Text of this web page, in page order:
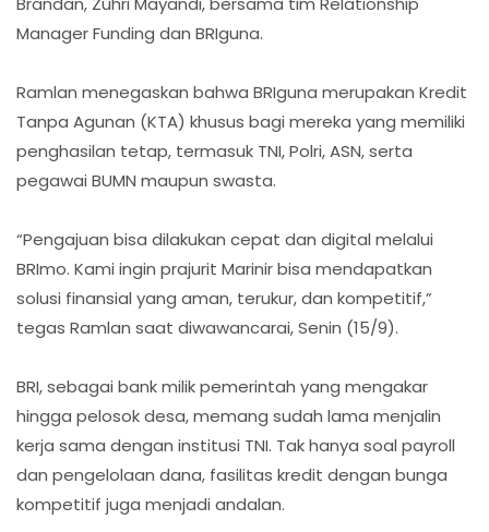
Manager Funding dan BRIguna.
Ramlan menegaskan bahwa BRIguna merupakan Kredit
Tanpa Agunan (KTA) khusus bagi mereka yang memiliki
penghasilan tetap, termasuk TNI, Polri, ASN, serta
pegawai BUMN maupun swasta.
“Pengajuan bisa dilakukan cepat dan digital melalui
BRImo. Kami ingin prajurit Marinir bisa mendapatkan
solusi finansial yang aman, terukur, dan kompetitif,”
tegas Ramlan saat diwawancarai, Senin (15/9).
BRI, sebagai bank milik pemerintah yang mengakar
hingga pelosok desa, memang sudah lama menjalin
kerja sama dengan institusi TNI. Tak hanya soal payroll
dan pengelolaan dana, fasilitas kredit dengan bunga
kompetitif juga menjadi andalan.